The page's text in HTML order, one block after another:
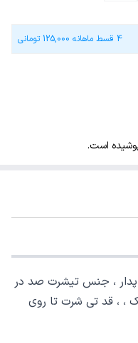
4 قسط ماهانه 125,000 تومانی
، جنس تیشرت صد در
، ، قد تی شرت تا روی